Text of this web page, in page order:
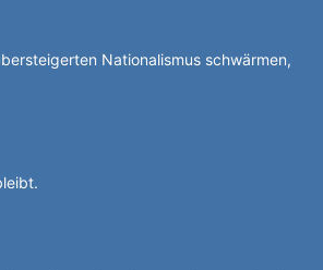
Nationalismus schwärmen,